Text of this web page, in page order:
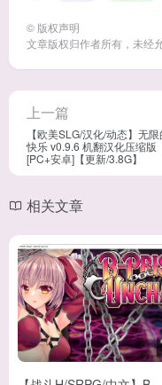
© 版权声明
文章版权归作者所有，未经
上一篇
【欧美SLG/汉化/动态】无限
快乐 v0.9.6 机翻汉化压缩版
[PC+安卓]【更新/3.8G】
相关文章